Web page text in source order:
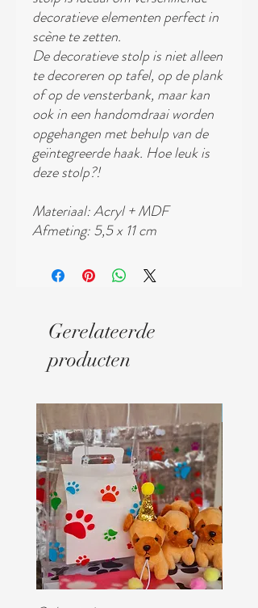
decoratieve elementen perfect in
scène te zetten.
De decoratieve stolp is niet alleen
te decoreren op tafel, op de plank
of op de vensterbank, maar kan
ook in een handomdraai worden
opgehangen met behulp van de
geïntegreerde haak. Hoe leuk is
deze stolp?!
Materiaal: Acryl + MDF
Afmeting: 5,5 x 11 cm
Gerelateerde
producten